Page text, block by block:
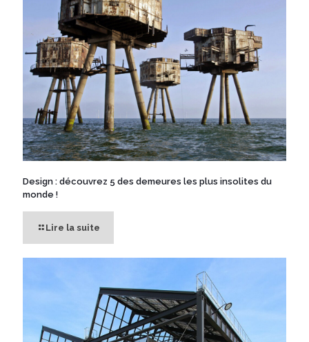
Design : découvrez 5 des demeures les plus insolites du
monde !
Lire la suite